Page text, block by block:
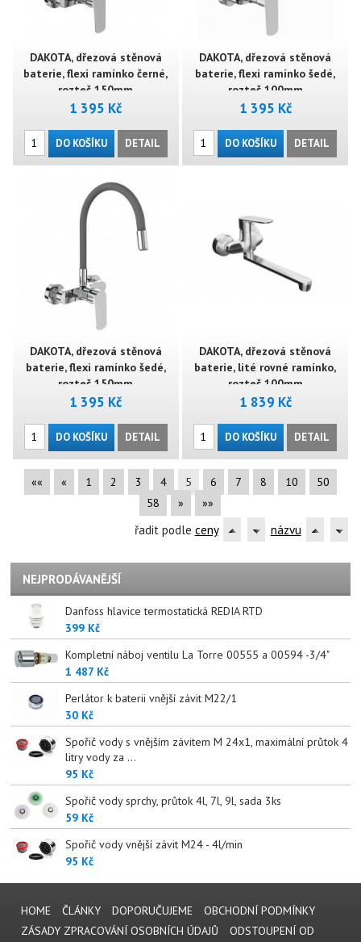
DAKOTA, dřezová stěnová
baterie, flexi ramínko černé,
rozteč 150mm
1 395 Kč
DO KOŠÍKU DETAIL
DAKOTA, dřezová stěnová
baterie, flexi ramínko šedé,
rozteč 100mm
1 395 Kč
DO KOŠÍKU DETAIL
DAKOTA, dřezová stěnová
baterie, flexi ramínko šedé,
rozteč 150mm
1 395 Kč
DO KOŠÍKU DETAIL
DAKOTA, dřezová stěnová
baterie, lité rovné ramínko,
rozteč 100mm
1 839 Kč
DO KOŠÍKU DETAIL
«« « 1 2 3 4 5 6 7 8 10
50
58
» »»
řadit podle ceny názvu
NEJPRODÁVANĚJŠÍ
Danfoss hlavice termostatická REDIA RTD
399 Kč
Kompletní náboj ventilu La Torre 00555 a 00594 -3/4"
1 487 Kč
Perlátor k baterii vnější závit M22/1
30 Kč
Spořič vody s vnějším závitem M 24x1, maximální průtok 4
litry vody za ...
95 Kč
Spořič vody sprchy, průtok 4l, 7l, 9l, sada 3ks
59 Kč
Spořič vody vnější závit M24 - 4l/min
95 Kč
HOME ČLÁNKY DOPORUČUJEME
OBCHODNÍ PODMÍNKY
ZÁSADY ZPRACOVÁNÍ OSOBNÍCH ÚDAJŮ
ODSTOUPENÍ OD